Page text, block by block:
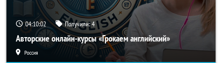
04:10:00 Получили:4
Авторские онлайн-курсы «Грокаем английский»
Россия